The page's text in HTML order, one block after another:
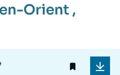
Orient ,